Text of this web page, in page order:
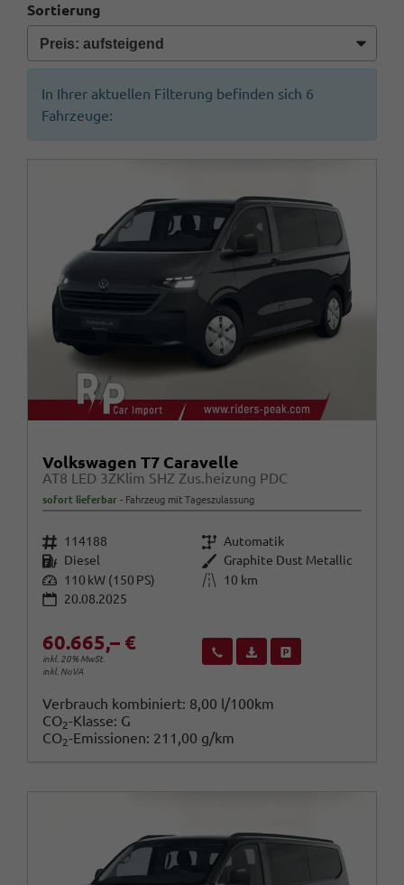
Sortierung
In Ihrer aktuellen Filterung befinden sich 6
Fahrzeuge:
Volkswagen T7 Caravelle
AT8 LED 3ZKlim SHZ Zus.heizung PDC
sofort lieferbar Fahrzeug mit Tageszulassung
Fahrzeugnr. 114188 Getriebe Automatik
Kraftstoff Diesel Außenfarbe Graphite Dust Metallic
Leistung 110 kW (150 PS) Kilometerstand
10 km
20.08.2025
60.665,– €
inkl. 20% MwSt.
inkl. NoVA
Wir rufen Sie anFahrzeugexposé (PDF)
Verbrauch kombiniert: 8,00 l/100km
CO2-Klasse: G
CO2-Emissionen: 211,00 g/km